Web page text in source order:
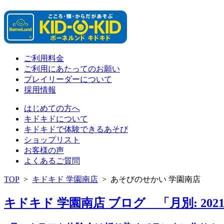
ご利用料金
ご利用にあたってのお願い
プレイリーダーについて
採用情報
はじめての方へ
キドキドについて
キドキドで体験できるあそび
ショップリスト
お客様の声
よくあるご質問
TOP > キドキド 学園南店 > あそびのせかい 学園南店
キドキド 学園南店 ブログ 「月別: 2021